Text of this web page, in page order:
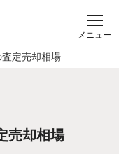
メニュー
定売却相場
売却相場